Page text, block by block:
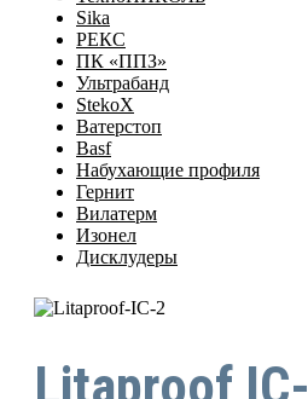
Sika
РЕКС
ПК «ППЗ»
Ультрабанд
StekoX
Ватерстоп
Basf
Набухающие профиля
Гернит
Вилатерм
Изонел
Дисклудеры